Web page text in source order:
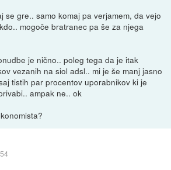
se gre.. samo komaj pa verjamem, da vejo
mogoče bratranec pa še za njega
je nično.. poleg tega da je itak
vezanih na siol adsl.. mi je še manj jasno
tistih par procentov uporabnikov ki je
ampak ne.. ok